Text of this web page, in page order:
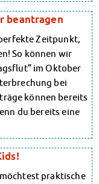
beantragen
Zeitpunkt,
So können wir
im Oktober
bei
können bereits
du bereits eine
praktische